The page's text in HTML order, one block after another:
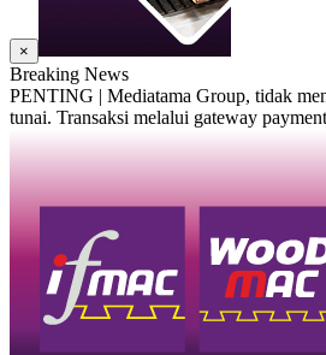
×
Breaking News
PENTING | Mediatama Group, tidak
tunai. Transaksi melalui gateway